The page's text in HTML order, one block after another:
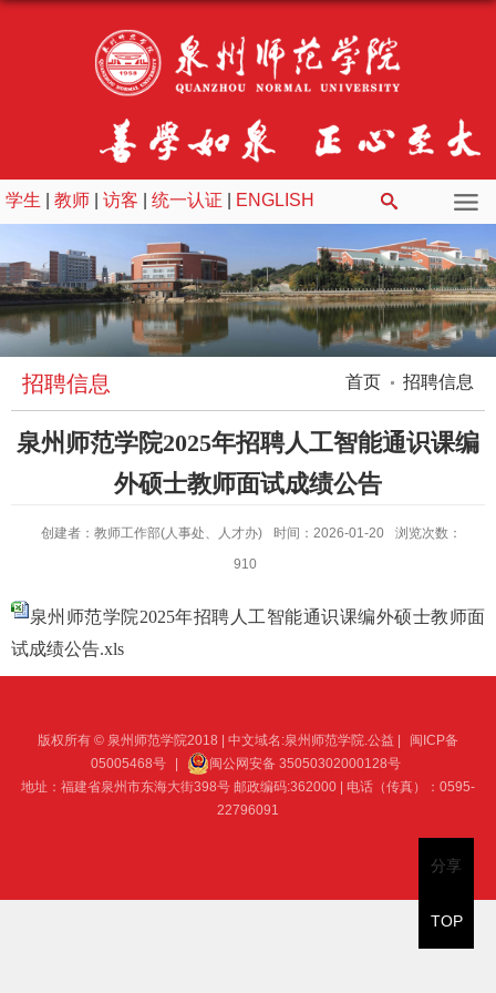
学生 教师 访客 统一认证 ENGLISH
首页 招聘信息
招聘信息
泉州师范学院2025年招聘人工智能通识课编
外硕士教师面试成绩公告
创建者：教师工作部(人事处、人才办) 时间：2026-01-20
浏览次数：
910
泉州师范学院2025年招聘人工智能通识课编外硕士教师面
试成绩公告.xls
分享
TOP
版权所有 © 泉州师范学院2018 | 中文域名:泉州师范学院.公益 |
闽ICP备
05005468号
闽公网安备 35050302000128号
地址：福建省泉州市东海大街398号 邮政编码:362000 | 电话（传真）：0595-
22796091